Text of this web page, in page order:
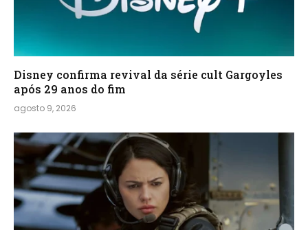
Disney confirma revival da série cult Gargoyles
após 29 anos do fim
agosto 9, 2026